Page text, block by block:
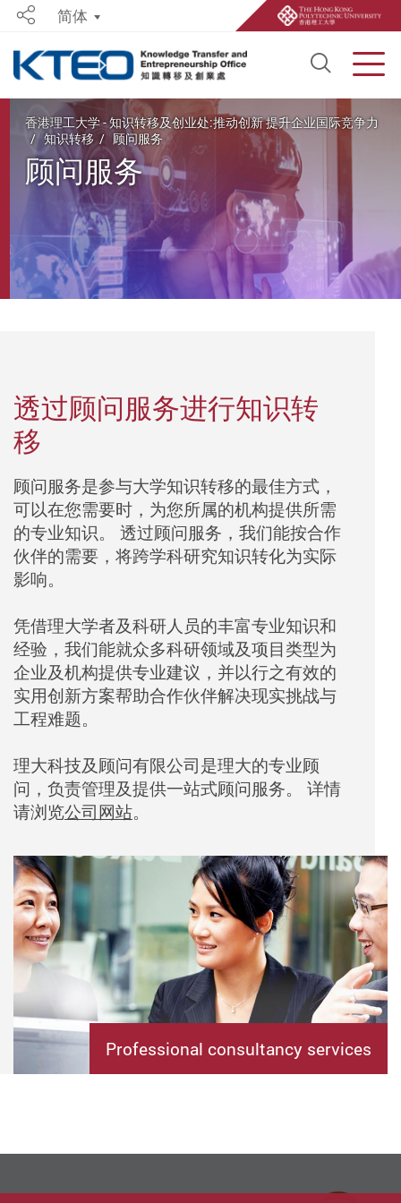
Open
Share简体
Start main content
香港理工大学 - 知识转移及创业处:推动创新 提升企业国际竞争力
知识转移
顾问服务
顾问服务
透过顾问服务进行知识转
移
顾问服务是参与大学知识转移的最佳方式，
可以在您需要时，为您所属的机构提供所需
的专业知识。
透过顾问服务， 我们能按合作
伙伴的需要，将跨学科研究知识转化为实际
影响。
凭借理大学者及科研人员的丰富专业知识和
经验， 我们能就众多科研领域及项目类型为
企业及机构提供专业建议，并以行之有效的
实用创新方案帮助合作伙伴解决现实挑战与
工程难题。
理大科技及顾问有限公司是理大的专业顾
问，负责管理及提供一站式顾问服务。
详情
请浏览公司网站。
Professional consultancy services